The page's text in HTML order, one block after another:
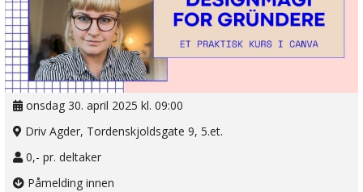
onsdag 30. april 2025 kl. 09:00
Driv Agder, Tordenskjoldsgate 9, 5.et.
0,- pr. deltaker
Påmelding innen